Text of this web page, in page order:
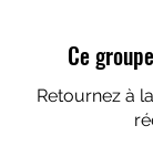
Ce
Retournez à